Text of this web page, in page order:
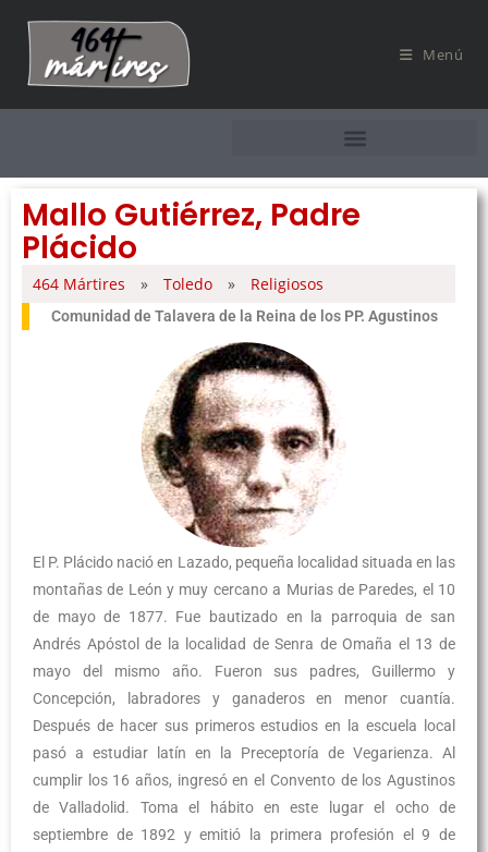
Menú
Mallo Gutiérrez, Padre
Plácido
464 Mártires » Toledo » Religiosos
Comunidad de Talavera de la Reina de los PP. Agustinos
El P. Plácido nació en Lazado, pequeña localidad situada en las
montañas de León y muy cercano a Murias de Paredes, el 10
de mayo de 1877. Fue bautizado en la parroquia de san
Andrés Apóstol de la localidad de Senra de Omaña el 13 de
mayo del mismo año. Fueron sus padres, Guillermo y
Concepción, labradores y ganaderos en menor cuantía.
Después de hacer sus primeros estudios en la escuela local
pasó a estudiar latín en la Preceptoría de Vegarienza. Al
cumplir los 16 años, ingresó en el Convento de los Agustinos
de Valladolid. Toma el hábito en este lugar el ocho de
septiembre de 1892 y emitió la primera profesión el 9 de